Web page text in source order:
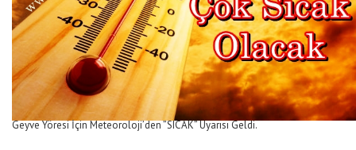
Geyve Yöresi İçin Meteoroloji’den ”SICAK” Uyarısı Geldi.